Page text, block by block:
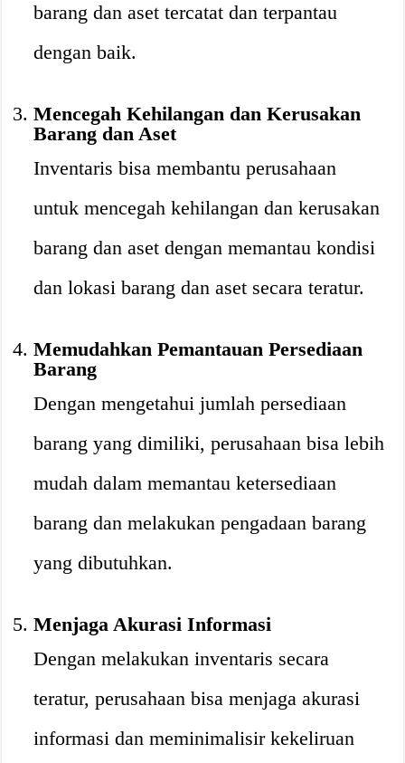
barang dan aset tercatat dan terpantau
dengan baik.
Mencegah Kehilangan dan Kerusakan
Barang dan Aset
Inventaris bisa membantu perusahaan
untuk mencegah kehilangan dan kerusakan
barang dan aset dengan memantau kondisi
dan lokasi barang dan aset secara teratur.
Memudahkan Pemantauan Persediaan
Barang
Dengan mengetahui jumlah persediaan
barang yang dimiliki, perusahaan bisa lebih
mudah dalam memantau ketersediaan
barang dan melakukan pengadaan barang
yang dibutuhkan.
Menjaga Akurasi Informasi
Dengan melakukan inventaris secara
teratur, perusahaan bisa menjaga akurasi
informasi dan meminimalisir kekeliruan